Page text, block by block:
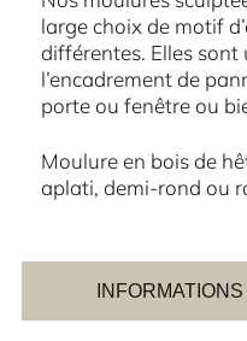
large choix de motif
différentes. Elles sont
l’encadrement de
porte ou fenêtre ou
Moulure en bois de
aplati, demi-rond ou